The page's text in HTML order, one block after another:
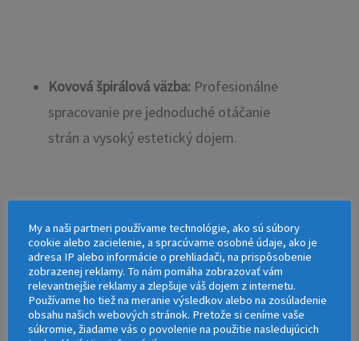
Kovová špirálová väzba: Profesionálne
spracovanie pre jednoduché otáčanie
strán a vysoký estetický dojem.
Full-farebná tlač:Možnosť využiť celú
plochu na prezentáciu Vášho motívu.
My a naši partneri používame technológie, ako sú súbory
cookie alebo zacielenie, a spracúvame osobné údaje, ako je
adresa IP alebo informácie o prehliadači, na prispôsobenie
zobrazenej reklamy. To nám pomáha zobrazovať vám
relevantnejšie reklamy a zlepšuje váš dojem z internetu.
Používame ho tiež na meranie výsledkov alebo na zosúladenie
obsahu našich webových stránok. Pretože si ceníme vaše
súkromie, žiadame vás o povolenie na použitie nasledujúcich